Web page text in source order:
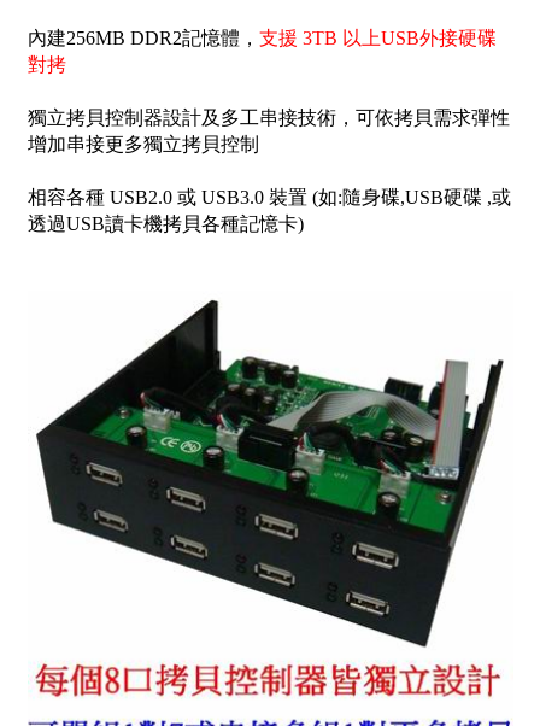
內建256MB DDR2記憶體， 支援 3TB 以上USB外接硬碟
對拷
獨立拷貝控制器設計及多工串接技術，可依拷貝需求彈性
增加串接更多獨立拷貝控制
相容各種 USB2.0 或 USB3.0 裝置 (如:隨身碟,USB硬碟 ,或
透過USB讀卡機拷貝各種記憶卡)